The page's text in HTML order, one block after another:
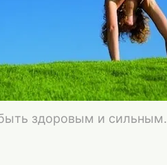
здоровым и сильным.